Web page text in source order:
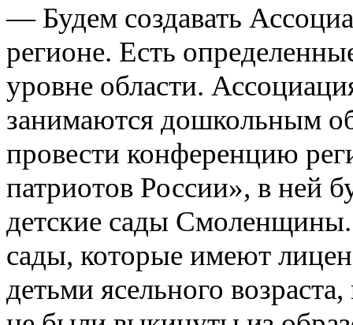
— Будем создавать
регионе. Есть
уровне области.
занимаются дошкольным
провести конференцию
патриотов России», в ней
детские сады
сады, которые имеют
детьми ясельного